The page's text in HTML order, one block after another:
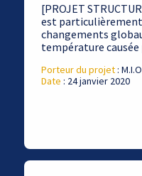
[PROJET
est
changements
température causée
Porteur du projet: M.I.O
Date : 24 janvier 2020